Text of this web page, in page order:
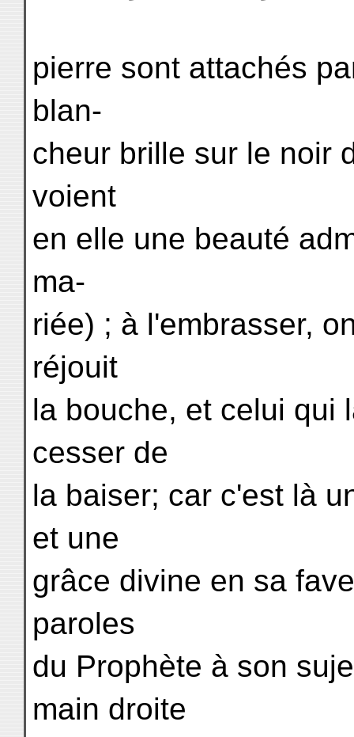
pierre sont attachés
blan-
cheur brille sur le noir
voient
en elle une beauté
ma-
riée) ; à l'embrasser,
réjouit
la bouche, et celui qui
cesser de
la baiser; car c'est là
et une
grâce divine en sa
paroles
du Prophète à son
main droite